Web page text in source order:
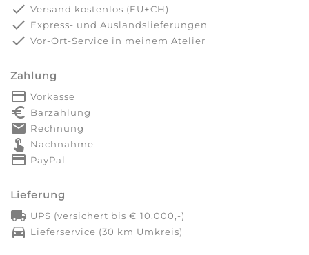
done Versand kostenlos (EU+CH)
done Express- und Auslandslieferungen
done Vor-Ort-Service in meinem Atelier
Zahlung
payment Vorkasse
euro_symbol Barzahlung
markunread Rechnung
touch_app Nachnahme
credit_card PayPal
Lieferung
local_shipping UPS (versichert bis € 10.000,-)
directions_car Lieferservice (30 km Umkreis)